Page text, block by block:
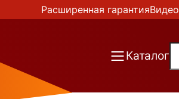
Расширенная гарантияВидео
Каталог